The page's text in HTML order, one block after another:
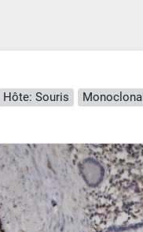
Hôte: Souris Monoclonal